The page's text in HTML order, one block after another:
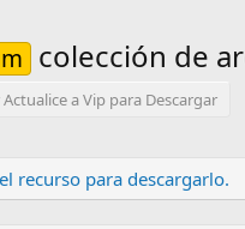
colección de
a Vip para Descargar
recurso para descargarlo.